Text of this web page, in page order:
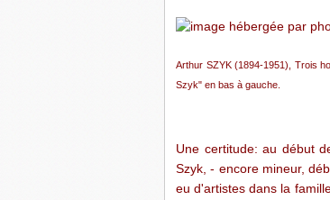
Arthur SZYK (1894-1951), Trois
Szyk" en bas à gauche.
Une certitude: au début
Szyk, - encore mineur,
eu d'artistes dans la